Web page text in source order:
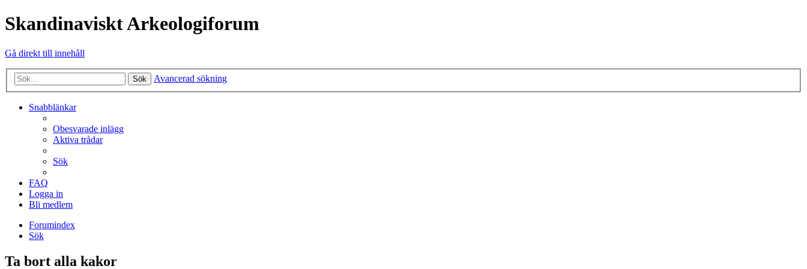
Skandinaviskt Arkeologiforum
Gå direkt till innehåll
Sök Avancerad sökning
Snabblänkar
Obesvarade inlägg
Aktiva trådar
Sök
FAQ
Logga in
Bli medlem
Forumindex
Sök
Ta bort alla kakor